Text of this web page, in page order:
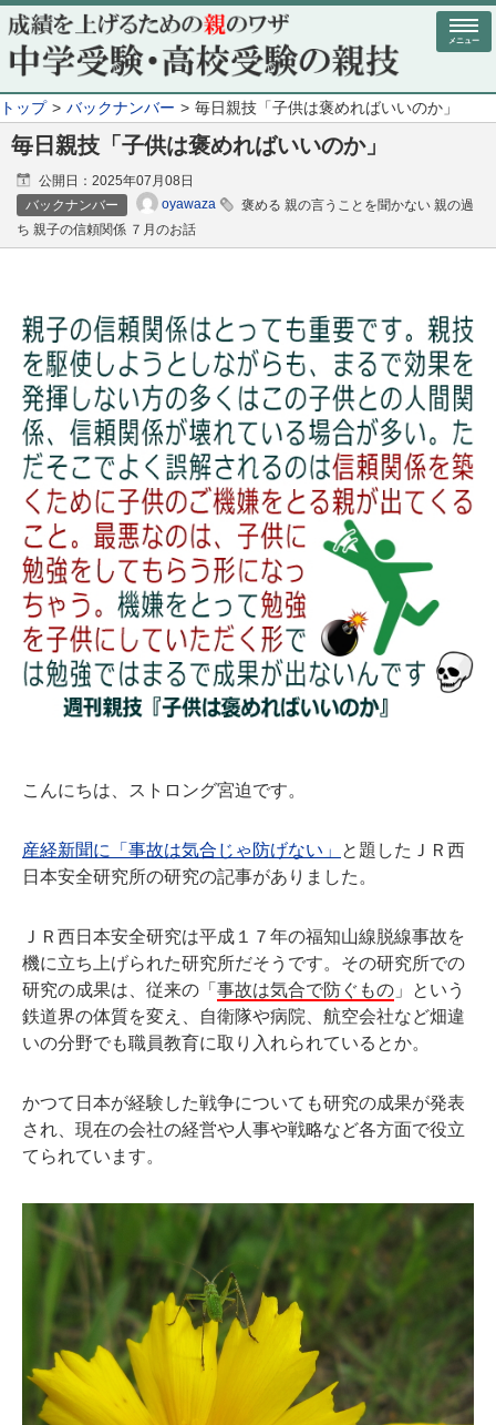
メニュー
トップ バックナンバー 毎日親技「子供は褒めればいいのか」
毎日親技「子供は褒めればいいのか」
公開日： 2025年07月08日
バックナンバー
oyawaza
褒める 親の言うことを聞かない 親の過
ち 親子の信頼関係 ７月のお話
こんにちは、ストロング宮迫です。
産経新聞に「事故は気合じゃ防げない」
と題したＪＲ西
日本安全研究所の研究の記事がありました。
ＪＲ西日本安全研究は平成１７年の福知山線脱線事故を
機に立ち上げられた研究所だそうです。その研究所での
研究の成果は、従来の「 事故は気合で防ぐもの 」という
鉄道界の体質を変え、自衛隊や病院、航空会社など畑違
いの分野でも職員教育に取り入れられているとか。
かつて日本が経験した戦争についても研究の成果が発表
され、現在の会社の経営や人事や戦略など各方面で役立
てられています。